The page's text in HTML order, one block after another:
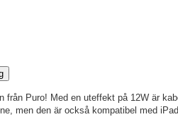
från Puro! Med en uteffekt på 12W är
men den är också kompatibel med